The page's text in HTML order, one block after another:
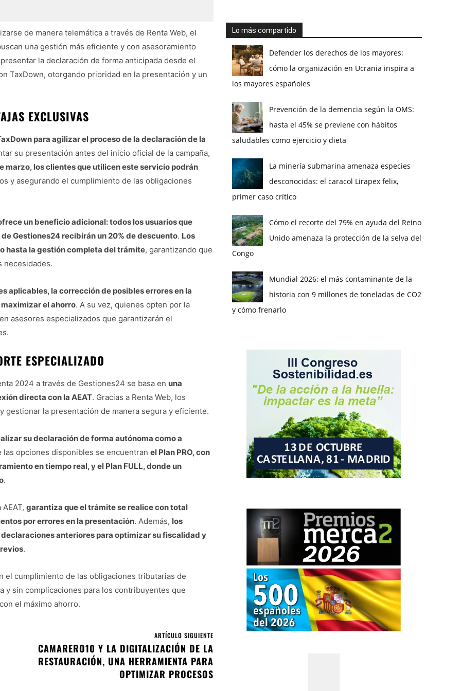
de manera telemática a través de Renta Web, el
una gestión más eficiente y con asesoramiento
la declaración de forma anticipada desde el
TaxDown, otorgando prioridad en la presentación y un
EXCLUSIVAS
para agilizar el proceso de la declaración de la
su presentación antes del inicio oficial de la campaña,
marzo, los clientes que utilicen este servicio podrán
y asegurando el cumplimiento de las obligaciones
un beneficio adicional: todos los usuarios que
Gestiones24 recibirán un 20% de descuento. Los
hasta la gestión completa del trámite, garantizando que
necesidades.
aplicables, la corrección de posibles errores en la
el ahorro. A su vez, quienes opten por la
asesores especializados que garantizarán el
ESPECIALIZADO
2024 a través de Gestiones24 se basa en una
directa con la AEAT. Gracias a Renta Web, los
la presentación de manera segura y eficiente.
su declaración de forma autónoma como a
las opciones disponibles se encuentran el Plan PRO, con
en tiempo real, y el Plan FULL, donde un
.
garantiza que el trámite se realice con total
por errores en la presentación. Además, los
anteriores para optimizar su fiscalidad y
.
el cumplimiento de las obligaciones tributarias de
y sin complicaciones para los contribuyentes que
el máximo ahorro.
ARTÍCULO SIGUIENTE
CAMARERO10 Y LA DIGITALIZACIÓN DE LA
RESTAURACIÓN, UNA HERRAMIENTA PARA
OPTIMIZAR PROCESOS
Lo más compartido
Defender los derechos de los mayores:
cómo la organización en Ucrania inspira a
los mayores españoles
Prevención de la demencia según la OMS:
hasta el 45% se previene con hábitos
saludables como ejercicio y dieta
La minería submarina amenaza especies
desconocidas: el caracol Lirapex felix,
primer caso crítico
Cómo el recorte del 79% en ayuda del Reino
Unido amenaza la protección de la selva del
Congo
Mundial 2026: el más contaminante de la
historia con 9 millones de toneladas de CO2
y cómo frenarlo